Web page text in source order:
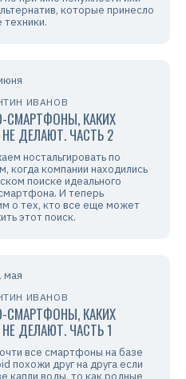
которые принесло
техники.
ИВАНОВ
СМАРТФОНЫ, КАКИХ
ДЕЛАЮТ. ЧАСТЬ 2
ностальгировать по
когда компании находились
поиске идеального
И теперь
о тех, кто все еще может
этот поиск.
мая
ИВАНОВ
СМАРТФОНЫ, КАКИХ
ДЕЛАЮТ. ЧАСТЬ 1
все смартфоны на базе
похожи друг на друга если
капли воды, то как родные